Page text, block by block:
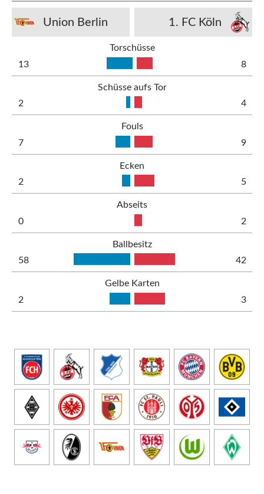
Union Berlin 1. FC Köln
Torschüsse
13
8
Schüsse aufs Tor
2
4
Fouls
7
9
Ecken
2
5
Abseits
0
2
Ballbesitz
58
42
Gelbe Karten
2
3